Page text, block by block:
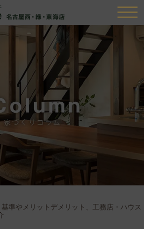
基準やメリットデメリット、工務店・ハウス